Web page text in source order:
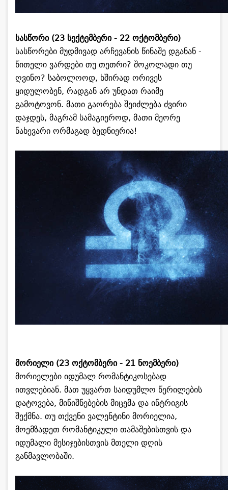
სასწორი (23 სექტემბერი - 22 ოქტომბერი)
სასწორები მუდმივად არჩევანის წინაშე დგანან -
წითელი ვარდები თუ თეთრი? შოკოლადი თუ
ღვინო? საბოლოოდ, ხშირად ორივეს
ყიდულობენ, რადგან არ უნდათ რაიმე
გამოტოვონ. მათი გაორება შეიძლება ძვირი
დაჯდეს, მაგრამ სამაგიეროდ, მათი მეორე
ნახევარი ორმაგად ბედნიერია!
მორიელი (23 ოქტომბერი - 21 ნოემბერი)
მორიელები იდუმალ რომანტიკოსებად
ითვლებიან. მათ უყვართ საიდუმლო წერილების
დატოვება, მინიშნებების მიცემა და ინტრიგის
შექმნა. თუ თქვენი ვალენტინი მორიელია,
მოემზადეთ რომანტიკული თამაშებისთვის და
იდუმალი მესიჯებისთვის მთელი დღის
განმავლობაში.